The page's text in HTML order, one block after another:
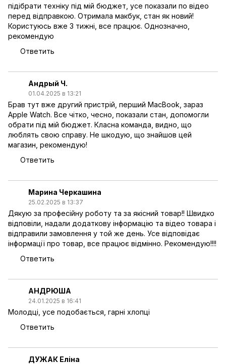
підібрати техніку під мій бюджет, усе показали по відео
перед відправкою. Отримала макбук, стан як новий!
Користуюсь вже 3 тижні, все працює. Однозначно,
рекомендую
Ответить
Андрый Ч.
01.04.2025 в 13:21
Брав тут вже другий пристрій, перший MacBook, зараз
Apple Watch. Все чітко, чесно, показали стан, допомогли
обрати під мій бюджет. Класна команда, видно, що
люблять свою справу. Не шкодую, що знайшов цей
магазин, рекомендую!
Ответить
Марина Черкашина
25.02.2025 в 13:37
Дякую за професійну роботу та за якісний товар!! Швидко
відповіли, надали додаткову інформацію та відео товара і
відправили замовлення у той же день. Усе відповідає
інформації про товар, все працює відмінно. Рекомендую!!!!
Ответить
АНДРЮША
24.01.2025 в 16:41
Молодці, усе подобається, гарні хлопці
Ответить
ДУЖАК Еліна